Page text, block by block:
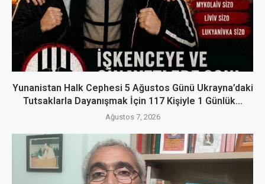
Yunanistan Halk Cephesi 5 Ağustos Günü Ukrayna’daki
Tutsaklarla Dayanışmak İçin 117 Kişiyle 1 Günlük...
Ağustos 7, 2026